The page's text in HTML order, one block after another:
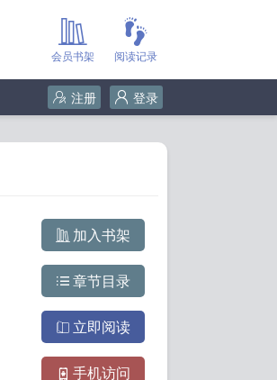
阅读记录
会员书架
登录
注册
加入书架
章节目录
立即阅读
手机访问